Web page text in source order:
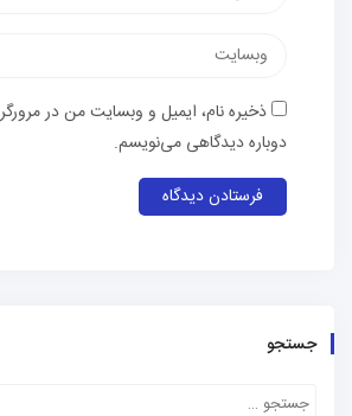
وب‌سایت
ذخیره نام، ایمیل و وبسایت من در
دوباره دیدگاهی می‌نویسم.
جستجو